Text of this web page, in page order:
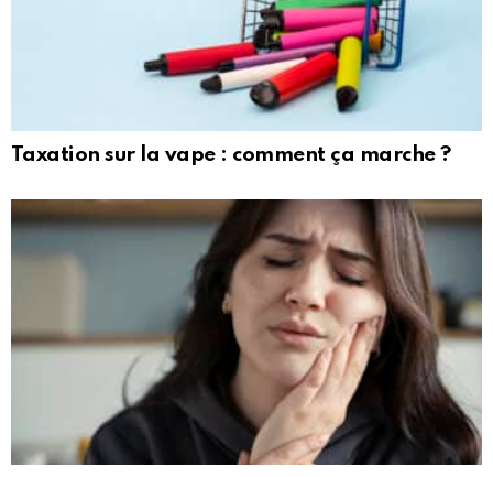
Taxation sur la vape : comment ça marche ?